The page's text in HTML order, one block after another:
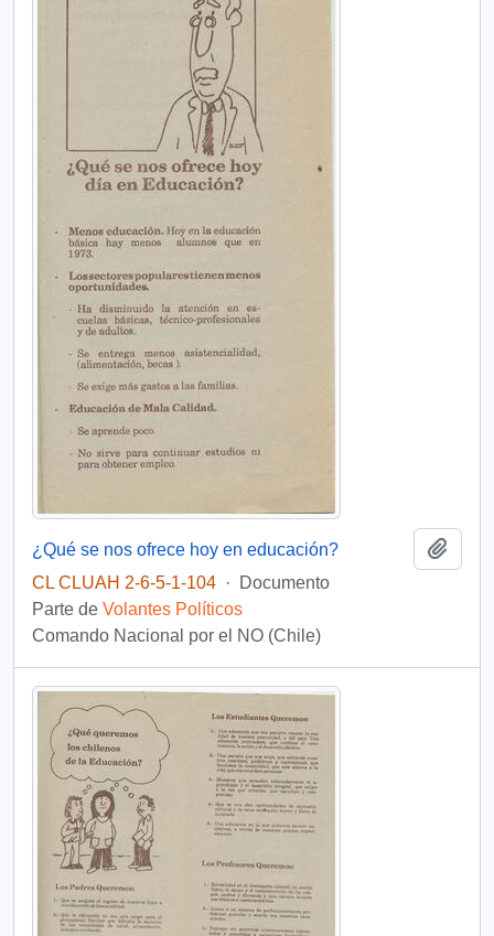
¿Qué se nos ofrece hoy en educación?
CL CLUAH 2-6-5-1-104 ·
Documento
Parte de Volantes Políticos
Comando Nacional por el NO (Chile)